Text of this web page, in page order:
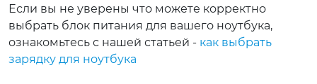
Если вы не уверены что можете корректно
выбрать блок питания для вашего ноутбука,
ознакомьтесь с нашей статьей - как выбрать
зарядку для ноутбука